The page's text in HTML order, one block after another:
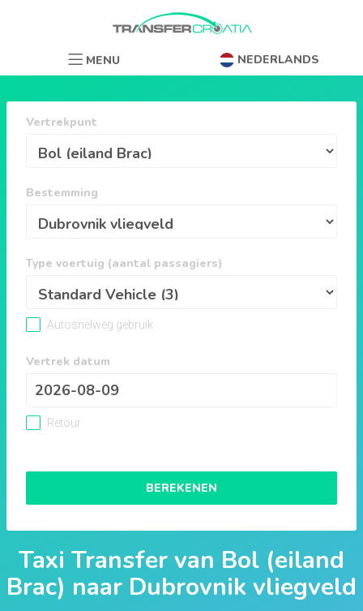
NEDERLANDS
MENU
Vertrekpunt
Bestemming
Type voertuig (aantal passagiers)
Autosnelweg gebruik
Vertrek datum
Retour
BEREKENEN
Taxi Transfer van Bol (eiland
Brac) naar Dubrovnik vliegveld